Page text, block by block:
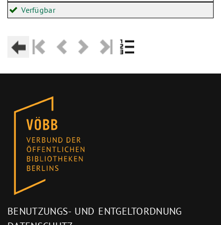
Verfügbar
BENUTZUNGS- UND ENTGELTORDNUNG